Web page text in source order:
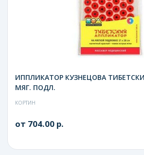
ИППЛИКАТОР КУЗНЕЦОВА
МЯГ. ПОДЛ.
КОРТИН
от 704.00 р.